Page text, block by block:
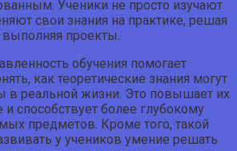
Ученики не просто изучают
свои знания на практике, решая
проекты.
обучения помогает
как теоретические знания могут
в реальной жизни. Это повышает их
способствует более глубокому
предметов. Кроме того, такой
у учеников умение решать